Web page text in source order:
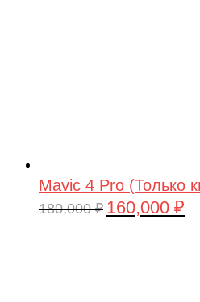
Mavic 4 Pro (Только
180,000₽ 160,000 ₽